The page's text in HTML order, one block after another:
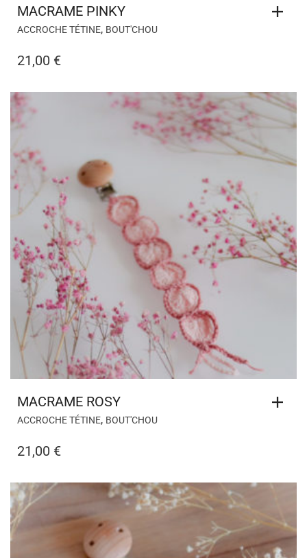
MACRAME PINKY
ACCROCHE TÉTINE, BOUT'CHOU
21,00 €
MACRAME ROSY
ACCROCHE TÉTINE, BOUT'CHOU
21,00 €